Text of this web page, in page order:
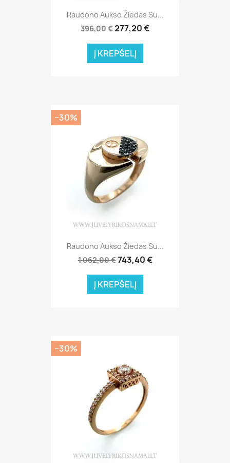
Raudono Aukso Žiedas Su...
396,00 €277,20 €
Į KREPŠELĮ
Raudono Aukso Žiedas Su...
1 062,00 €743,40 €
Į KREPŠELĮ
−30%
−30%